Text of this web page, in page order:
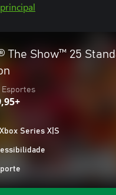
The Show™ 25
Esportes
Series X|S